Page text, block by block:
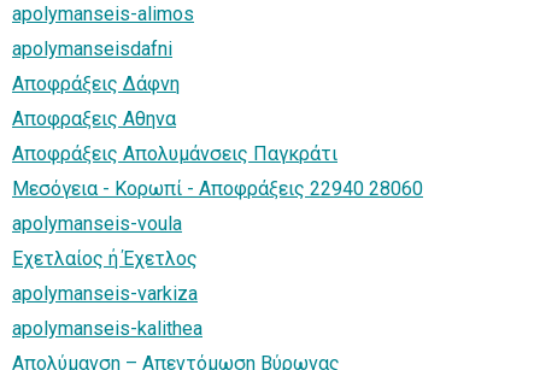
apolymanseis-alimos
apolymanseisdafni
Αποφράξεις Δάφνη
Αποφραξεις Αθηνα
Αποφράξεις Απολυμάνσεις Παγκράτι
Μεσόγεια - Κορωπί - Αποφράξεις 22940 28060
apolymanseis-voula
Εχετλαίος ή Έχετλος
apolymanseis-varkiza
apolymanseis-kalithea
Απολύμανση – Απεντόμωση Βύρωνας